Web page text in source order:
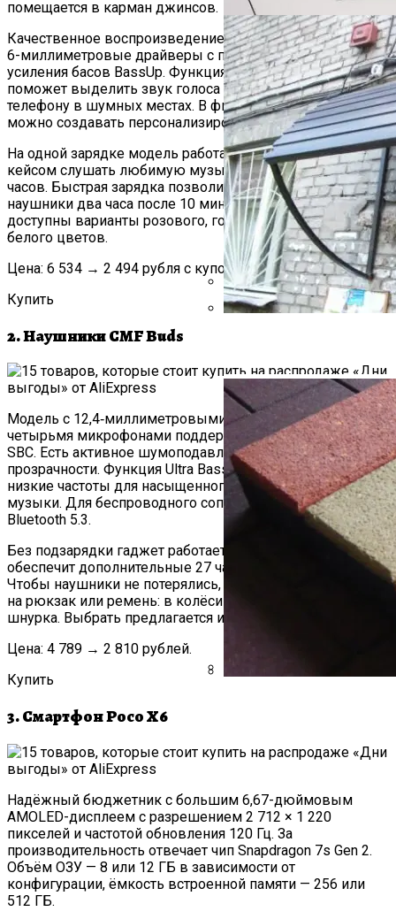
помещается в карман джинсов.
Качественное воспроизведение музыки обеспечивают
6-миллиметровые драйверы с поддержкой технологии
усиления басов BassUp. Функция AI Noise Reduction
поможет выделить звук голоса во время разговоров по
телефону в шумных местах. В фирменном приложении
можно создавать персонализированные аудиопрофили.
На одной зарядке модель работает до 7 часов. Вместе с
кейсом слушать любимую музыку получится до 24
часов. Быстрая зарядка позволит использовать
наушники два часа после 10 минут в футляре. На выбор
доступны варианты розового, голубого, чёрного и
белого цветов.
Цена: 6 534 → 2 494 рубля с купоном продавца.
Купить
2. Наушники CMF Buds
Модель с 12,4‑миллиметровыми драйверами и
четырьмя микрофонами поддерживает кодеки AAC и
SBC. Есть активное шумоподавление с режимом
прозрачности. Функция Ultra Bass 2,0 позволит усиливать
низкие частоты для насыщенного звучания тяжёлой
музыки. Для беспроводного сопряжения используется
Bluetooth 5.3.
Без подзарядки гаджет работает до 8 часов. Футляр
обеспечит дополнительные 27 часов автономности.
Чтобы наушники не потерялись, кейс можно подвесить
на рюкзак или ремень: в колёсике есть отверстия для
шнурка. Выбрать предлагается из двух расцветок.
Цена: 4 789 → 2 810 рублей.
Купить
3. Смартфон Poco X6
Надёжный бюджетник с большим 6,67-дюймовым
AMOLED-дисплеем с разрешением 2 712 × 1 220
пикселей и частотой обновления 120 Гц. За
производительность отвечает чип Snapdragon 7s Gen 2.
Объём ОЗУ — 8 или 12 ГБ в зависимости от
конфигурации, ёмкость встроенной памяти — 256 или
512 ГБ.